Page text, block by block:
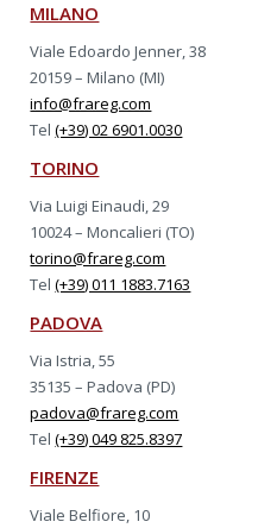
MILANO
Viale Edoardo Jenner, 38
20159 – Milano (MI)
info@frareg.com
Tel(+39) 02 6901.0030
TORINO
Via Luigi Einaudi, 29
10024 – Moncalieri (TO)
torino@frareg.com
Tel(+39) 011 1883.7163
PADOVA
Via Istria, 55
35135 – Padova (PD)
padova@frareg.com
Tel(+39) 049 825.8397
FIRENZE
Viale Belfiore, 10